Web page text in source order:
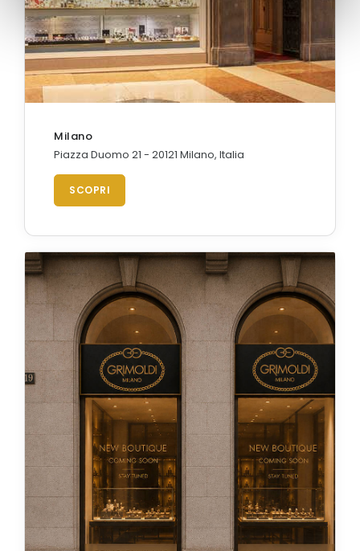
Milano
Piazza Duomo 21 - 20121 Milano, Italia
SCOPRI